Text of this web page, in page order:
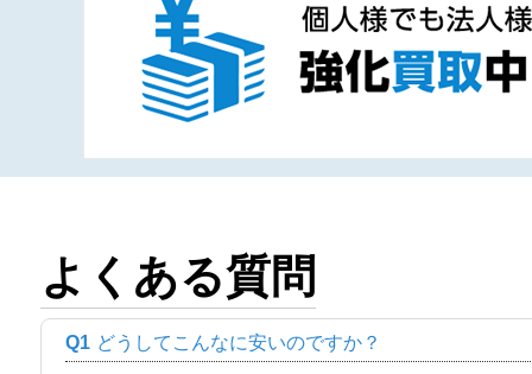
よくある質問
Q1 どうしてこんなに安いのですか？